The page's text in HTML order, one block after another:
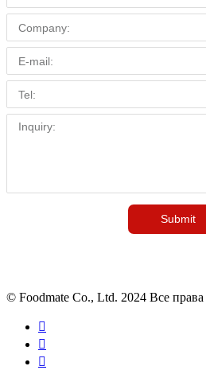
© Foodmate Co., Ltd. 2024 Все


